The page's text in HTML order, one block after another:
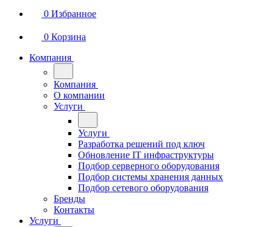
0 Избранное
0 Корзина
Компания
Компания
О компании
Услуги
Услуги
Разработка решений под ключ
Обновление IT инфраструктуры
Подбор серверного оборудования
Подбор системы хранения данных
Подбор сетевого оборудования
Бренды
Контакты
Услуги